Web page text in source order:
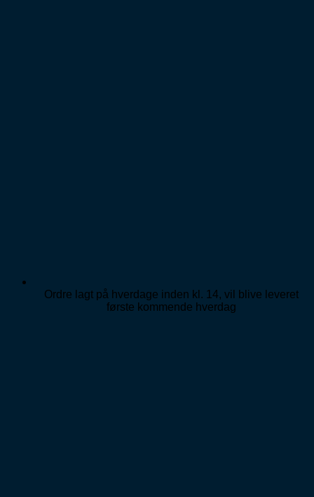
Ordre lagt på hverdage inden kl. 14, vil blive leveret
første kommende hverdag